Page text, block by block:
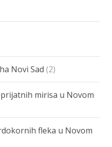
Novi Sad (2)
mirisa u Novom
fleka u Novom